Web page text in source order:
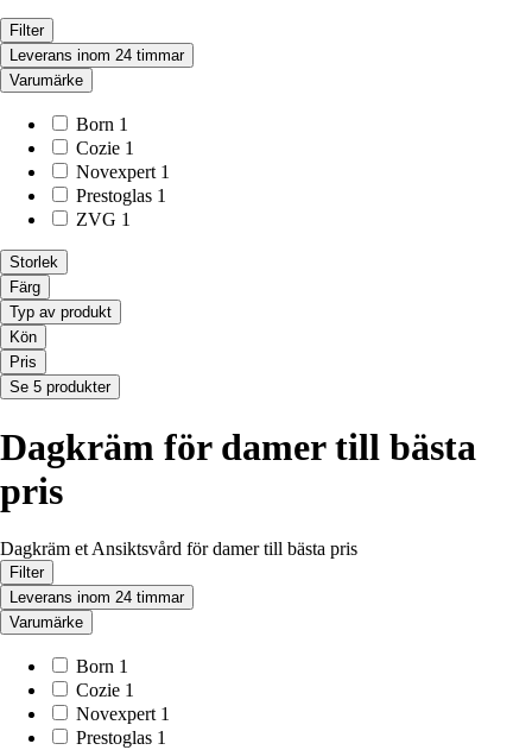
Filter
Leverans inom 24 timmar
Varumärke
Born 1
Cozie 1
Novexpert 1
Prestoglas 1
ZVG 1
Storlek
Färg
Typ av produkt
Kön
Pris
Se 5 produkter
Dagkräm för damer till bästa
pris
Dagkräm et Ansiktsvård för damer till bästa pris
Filter
Leverans inom 24 timmar
Varumärke
Born 1
Cozie 1
Novexpert 1
Prestoglas 1